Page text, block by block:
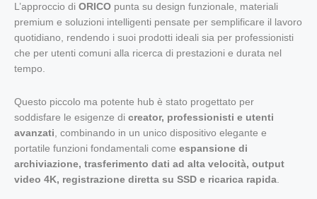
L’approccio di ORICO punta su design funzionale, materiali
premium e soluzioni intelligenti pensate per semplificare il lavoro
quotidiano, rendendo i suoi prodotti ideali sia per professionisti
che per utenti comuni alla ricerca di prestazioni e durata nel
tempo.
Questo piccolo ma potente hub è stato progettato per
soddisfare le esigenze di creator, professionisti e utenti
avanzati, combinando in un unico dispositivo elegante e
portatile funzioni fondamentali come espansione di
archiviazione, trasferimento dati ad alta velocità, output
video 4K, registrazione diretta su SSD e ricarica rapida.